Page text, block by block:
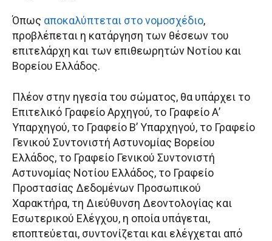
Όπως αποκαλύπτεται στο νομοσχέδιο,
προβλέπεται η κατάργηση των θέσεων του
επιτελάρχη και των επιθεωρητών Νοτίου και
Βορείου Ελλάδος.
Πλέον στην ηγεσία του σώματος, θα υπάρχει το
Επιτελικό Γραφείο Αρχηγού, το Γραφείο Α’
Υπαρχηγού, το Γραφείο Β’ Υπαρχηγού, το Γραφείο
Γενικού Συντονιστή Αστυνομίας Βορείου
Ελλάδος, το Γραφείο Γενικού Συντονιστή
Αστυνομίας Νοτίου Ελλάδος, το Γραφείο
Προστασίας Δεδομένων Προσωπικού
Χαρακτήρα, τη Διεύθυνση Δεοντολογίας και
Εσωτερικού Ελέγχου, η οποία υπάγεται,
εποπτεύεται, συντονίζεται και ελέγχεται από